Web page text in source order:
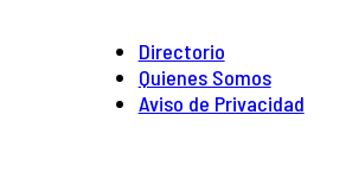
Directorio
Quienes Somos
Aviso de Privacidad